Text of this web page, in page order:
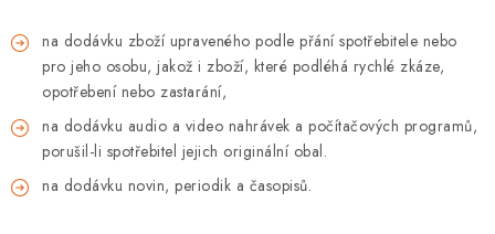
na dodávku zboží upraveného podle přání spotřebitele nebo
pro jeho osobu, jakož i zboží, které podléhá rychlé zkáze,
opotřebení nebo zastarání,
na dodávku audio a video nahrávek a počítačových programů,
porušil-li spotřebitel jejich originální obal.
na dodávku novin, periodik a časopisů.